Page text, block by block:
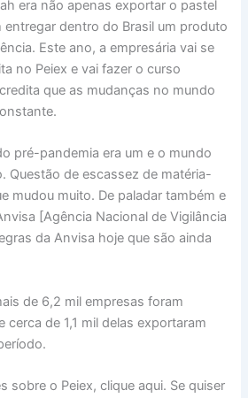
era não apenas exportar o pastel
entregar dentro do Brasil um produto
Este ano, a empresária vai se
no Peiex e vai fazer o curso
que as mudanças no mundo
pré-pandemia era um e o mundo
Questão de escassez de matéria-
mudou muito. De paladar também e
[Agência Nacional de Vigilância
da Anvisa hoje que são ainda
de 6,2 mil empresas foram
cerca de 1,1 mil delas exportaram
sobre o Peiex, clique aqui. Se quiser